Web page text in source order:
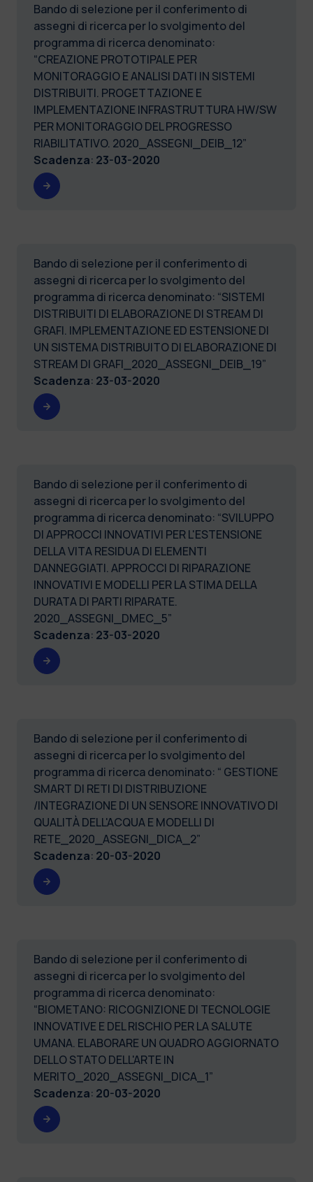
Bando di selezione per il conferimento di
assegni di ricerca per lo svolgimento del
programma di ricerca denominato:
“CREAZIONE PROTOTIPALE PER
MONITORAGGIO E ANALISI DATI IN SISTEMI
DISTRIBUITI. PROGETTAZIONE E
IMPLEMENTAZIONE INFRASTRUTTURA HW/SW
PER MONITORAGGIO DEL PROGRESSO
RIABILITATIVO. 2020_ASSEGNI_DEIB_12”
Scadenza: 23-03-2020
Bando di selezione per il conferimento di
assegni di ricerca per lo svolgimento del
programma di ricerca denominato: “SISTEMI
DISTRIBUITI DI ELABORAZIONE DI STREAM DI
GRAFI. IMPLEMENTAZIONE ED ESTENSIONE DI
UN SISTEMA DISTRIBUITO DI ELABORAZIONE DI
STREAM DI GRAFI_2020_ASSEGNI_DEIB_19”
Scadenza: 23-03-2020
Bando di selezione per il conferimento di
assegni di ricerca per lo svolgimento del
programma di ricerca denominato: “SVILUPPO
DI APPROCCI INNOVATIVI PER L'ESTENSIONE
DELLA VITA RESIDUA DI ELEMENTI
DANNEGGIATI. APPROCCI DI RIPARAZIONE
INNOVATIVI E MODELLI PER LA STIMA DELLA
DURATA DI PARTI RIPARATE.
2020_ASSEGNI_DMEC_5”
Scadenza: 23-03-2020
Bando di selezione per il conferimento di
assegni di ricerca per lo svolgimento del
programma di ricerca denominato: “ GESTIONE
SMART DI RETI DI DISTRIBUZIONE
/INTEGRAZIONE DI UN SENSORE INNOVATIVO DI
QUALITÀ DELL'ACQUA E MODELLI DI
RETE_2020_ASSEGNI_DICA_2”
Scadenza: 20-03-2020
Bando di selezione per il conferimento di
assegni di ricerca per lo svolgimento del
programma di ricerca denominato:
“BIOMETANO: RICOGNIZIONE DI TECNOLOGIE
INNOVATIVE E DEL RISCHIO PER LA SALUTE
UMANA. ELABORARE UN QUADRO AGGIORNATO
DELLO STATO DELL'ARTE IN
MERITO_2020_ASSEGNI_DICA_1”
Scadenza: 20-03-2020